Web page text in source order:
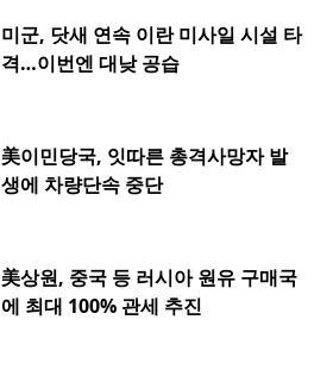
미군, 닷새 연속 이란 미사일 시설 타
격…이번엔 대낮 공습
美이민당국, 잇따른 총격사망자 발
생에 차량단속 중단
美상원, 중국 등 러시아 원유 구매국
에 최대 100% 관세 추진